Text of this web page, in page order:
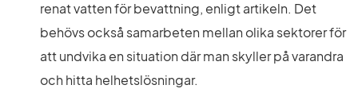
renat vatten för bevattning, enligt artikeln. Det
behövs också samarbeten mellan olika sektorer för
att undvika en situation där man skyller på varandra
och hitta helhetslösningar.